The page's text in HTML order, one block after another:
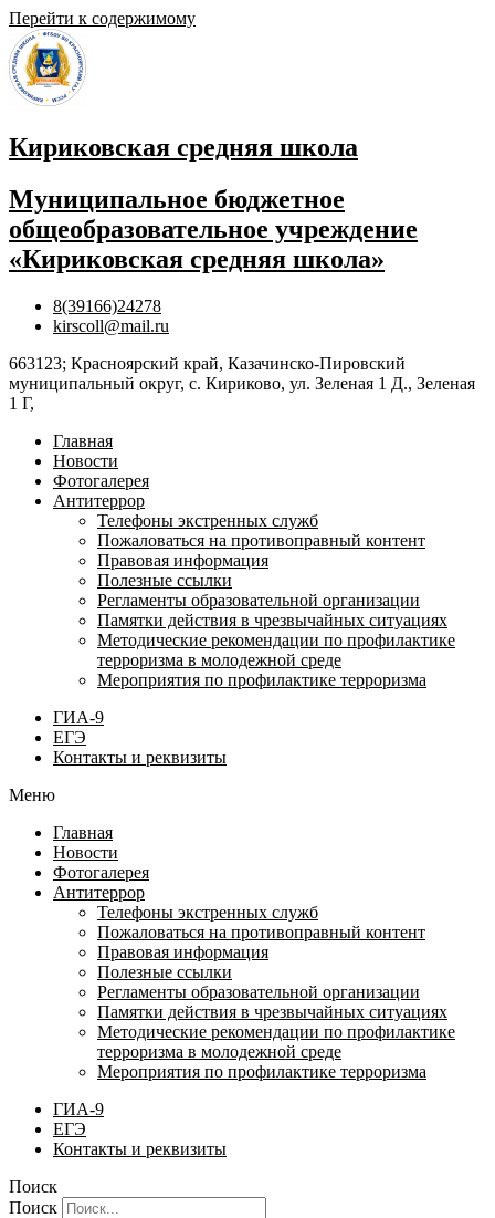
Перейти к содержимому
Кириковская средняя школа
Муниципальное бюджетное
общеобразовательное учреждение
«Кириковская средняя школа»
8(39166)24278
kirscoll@mail.ru
663123; Красноярский край, Казачинско-Пировский
муниципальный округ, с. Кириково, ул. Зеленая 1 Д., Зеленая
1 Г,
Главная
Новости
Фотогалерея
Антитеррор
Телефоны экстренных служб
Пожаловаться на противоправный контент
Правовая информация
Полезные ссылки
Регламенты образовательной организации
Памятки действия в чрезвычайных ситуациях
Методические рекомендации по профилактике
терроризма в молодежной среде
Мероприятия по профилактике терроризма
ГИА-9
ЕГЭ
Контакты и реквизиты
Меню
Главная
Новости
Фотогалерея
Антитеррор
Телефоны экстренных служб
Пожаловаться на противоправный контент
Правовая информация
Полезные ссылки
Регламенты образовательной организации
Памятки действия в чрезвычайных ситуациях
Методические рекомендации по профилактике
терроризма в молодежной среде
Мероприятия по профилактике терроризма
ГИА-9
ЕГЭ
Контакты и реквизиты
Поиск
Поиск